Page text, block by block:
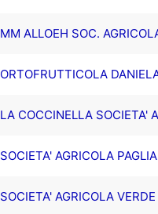
MM ALLOEH SOC.
ORTOFRUTTICOLA
LA COCCINELLA SOCIETA'
SOCIETA' AGRICOLA
SOCIETA' AGRICOLA